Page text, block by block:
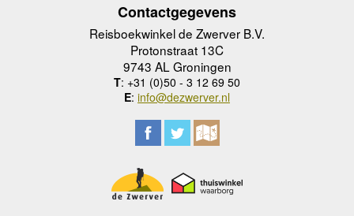
Contactgegevens
Reisboekwinkel de Zwerver B.V.
Protonstraat 13C
9743 AL Groningen
T: +31 (0)50 - 3 12 69 50
E: info@dezwerver.nl